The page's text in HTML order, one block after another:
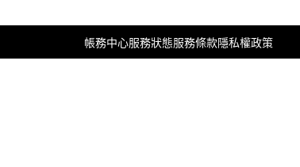
帳務中心服務狀態服務條款隱私權政策